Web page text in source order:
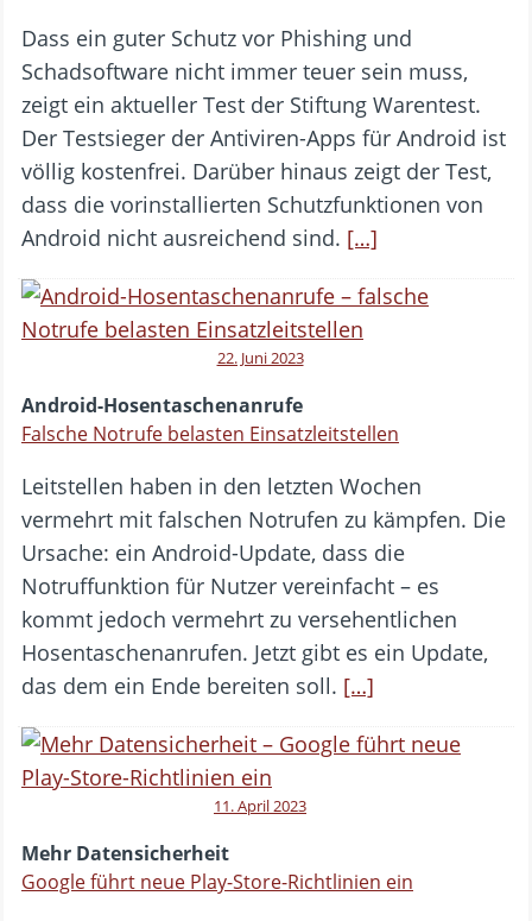
Dass ein guter Schutz vor Phishing und
Schadsoftware nicht immer teuer sein muss,
zeigt ein aktueller Test der Stiftung Warentest.
Der Testsieger der Antiviren-Apps für Android ist
völlig kostenfrei. Darüber hinaus zeigt der Test,
dass die vorinstallierten Schutzfunktionen von
Android nicht ausreichend sind. […]
22. Juni 2023
Android-Hosentaschenanrufe
Falsche Notrufe belasten Einsatzleitstellen
Leitstellen haben in den letzten Wochen
vermehrt mit falschen Notrufen zu kämpfen. Die
Ursache: ein Android-Update, dass die
Notruffunktion für Nutzer vereinfacht – es
kommt jedoch vermehrt zu versehentlichen
Hosentaschenanrufen. Jetzt gibt es ein Update,
das dem ein Ende bereiten soll. […]
11. April 2023
Mehr Datensicherheit
Google führt neue Play-Store-Richtlinien ein